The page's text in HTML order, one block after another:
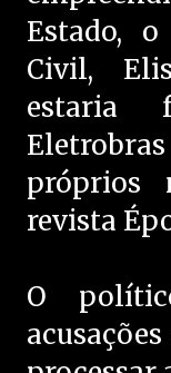
Estado,
Civil,
estaria
próprios
revista
O